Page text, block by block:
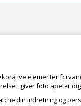
elementer
giver fototapeter
din indretning og